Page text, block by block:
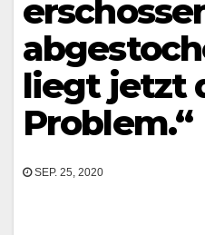
liegt jetzt
Problem.“
SEP. 25, 2020